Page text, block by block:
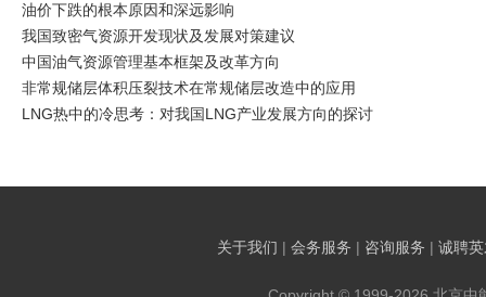
油价下跌的根本原因和深远影响
我国致密气资源开发现状及发展对策建议
中国油气资源管理基本框架及改革方向
非常规储层体积压裂技术在常规储层改造中的应用
LNG热中的冷思考：对我国LNG产业发展方向的探讨
关于我们 | 会务服务 | 咨询服务 | 诚聘